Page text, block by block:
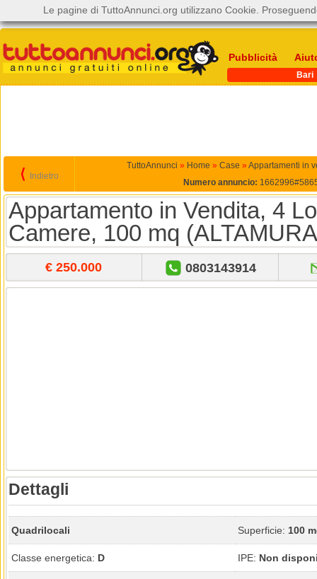
Pubblicità
Bari
⟨ Indietro
TuttoAnnunci » Home » Case » Appartamenti in
Numero annuncio:
Appartamento in Vendita, 4
Camere, 100 mq
€ 250.000 0803143914
Dettagli
Quadrilocali Superficie: 100
Classe energetica: D IPE: Non
Le pagine di TuttoAnnunci.org utilizzano Cookie.